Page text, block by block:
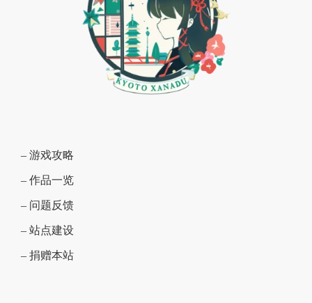
– 游戏攻略
– 作品一览
– 问题反馈
– 站点建设
– 捐赠本站